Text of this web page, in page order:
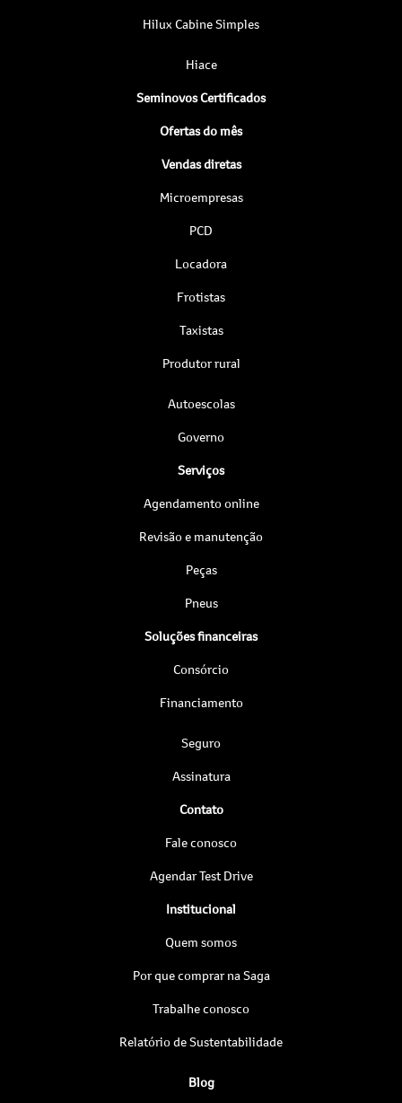
Hilux Cabine Simples
Hiace
Seminovos Certificados
Ofertas do mês
Vendas diretas
Microempresas
PCD
Locadora
Frotistas
Taxistas
Produtor rural
Autoescolas
Governo
Serviços
Agendamento online
Revisão e manutenção
Peças
Pneus
Soluções financeiras
Consórcio
Financiamento
Seguro
Assinatura
Contato
Fale conosco
Agendar Test Drive
Institucional
Quem somos
Por que comprar na Saga
Trabalhe conosco
Relatório de Sustentabilidade
Blog